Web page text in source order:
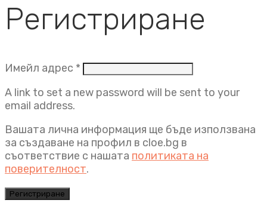
Регистриране
Имейл адрес * Задължително
A link to set a new password will be sent to your
email address.
Вашата лична информация ще бъде използвана
за създаване на профил в cloe.bg в
съответствие с нашата политиката на
поверителност.
Регистриране